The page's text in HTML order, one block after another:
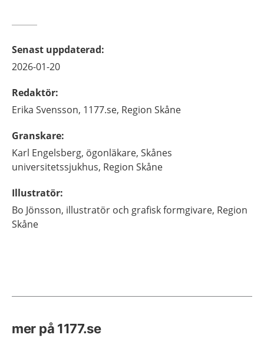
Senast uppdaterad:
2026-01-20
Redaktör:
Erika Svensson, 1177.se, Region Skåne
Granskare:
Karl Engelsberg, ögonläkare, Skånes
universitetssjukhus, Region Skåne
Illustratör:
Bo Jönsson, illustratör och grafisk formgivare, Region
Skåne
mer på 1177.se